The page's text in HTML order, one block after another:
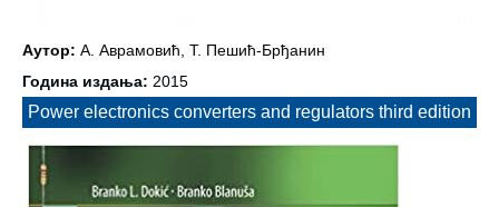
Аутор: А. Аврамовић, Т. Пешић-Брђанин
Година издања: 2015
Power electronics converters and regulators third edition